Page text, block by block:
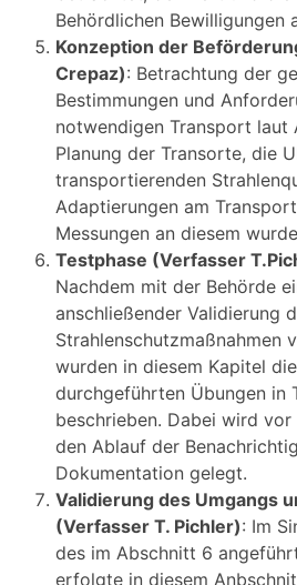
Behördlichen Bewilligungen
Konzeption der
Crepaz): Betrachtung der
Bestimmungen und
notwendigen Transport laut
Planung der Transorte, die
transportierenden
Adaptierungen am
Messungen an diesem
Testphase (Verfasser
Nachdem mit der Behörde
anschließender Validierung
Strahlenschutzmaßnahmen
wurden in diesem Kapitel
durchgeführten Übungen in
beschrieben. Dabei wird
den Ablauf der
Dokumentation gelegt.
Validierung des Umgangs
(Verfasser T. Pichler): Im
des im Abschnitt 6
erfolgte in diesem